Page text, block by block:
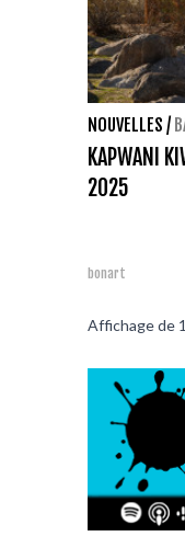
NOUVELLES /
KAPWANI
2025
bonart
Affichage de